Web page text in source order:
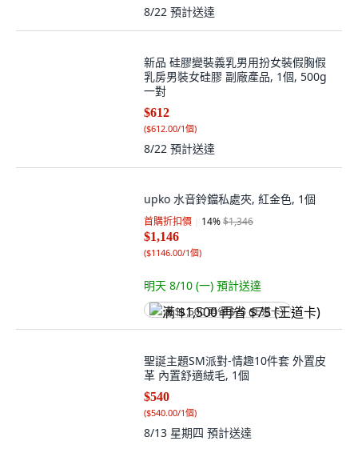
8/22 預計送達
新品 硅膠變裝義乳男用扮女裝假胸假
乳房男裝女硅膠 副廠產品, 1個, 500g
一對
$612
($612.00/1個)
8/22 預計送達
upko 水音鈴鐺私處夾, 紅金色, 1個
首購折扣價 14%$1,346
$1,146
($1146.00/1個)
明天 8/10 (一) 預計送達
满 $1,500 再省 $75 (王道卡)
聖誕主題SM派對-情趣10件套 外置皮
革 內置舒適絨毛, 1個
$540
($540.00/1個)
8/13 星期四 預計送達